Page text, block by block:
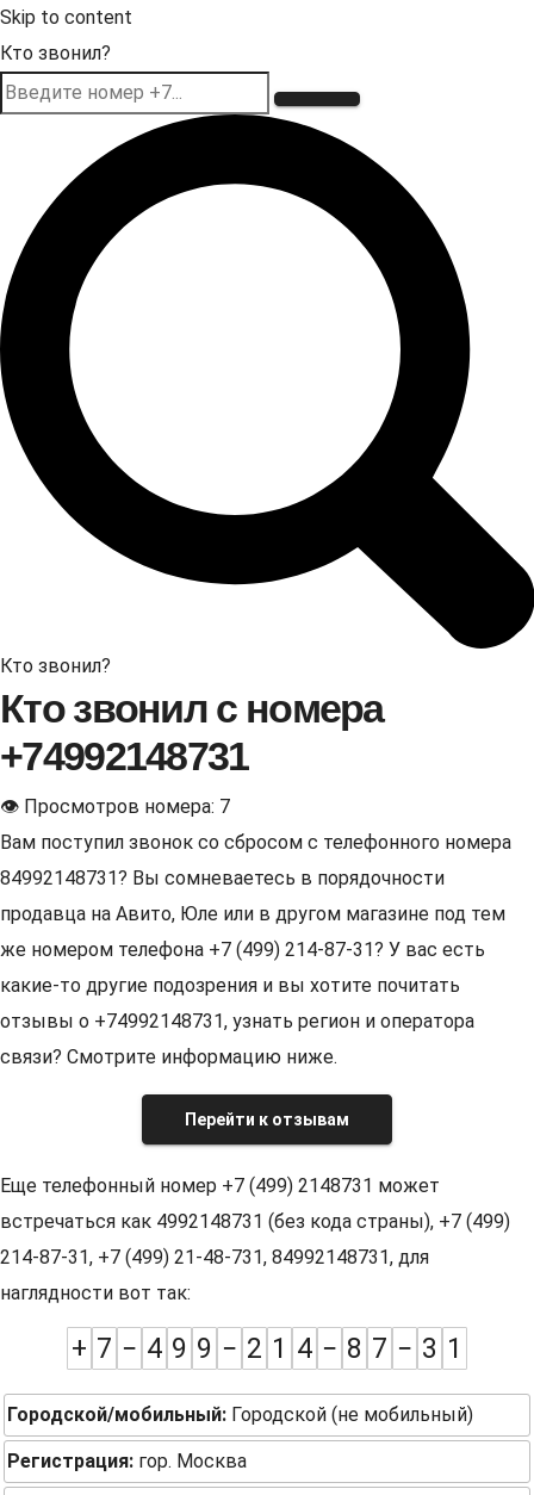
Skip to content
Кто звонил?
Кто звонил?
Кто звонил с номера
+74992148731
👁 Просмотров номера: 7
Вам поступил звонок со сбросом с телефонного номера
84992148731? Вы сомневаетесь в порядочности
продавца на Авито, Юле или в другом магазине под тем
же номером телефона +7 (499) 214-87-31? У вас есть
какие-то другие подозрения и вы хотите почитать
отзывы о +74992148731, узнать регион и оператора
связи? Смотрите информацию ниже.
Перейти к отзывам
Еще телефонный номер +7 (499) 2148731 может
встречаться как 4992148731 (без кода страны), +7 (499)
214-87-31, +7 (499) 21-48-731, 84992148731, для
наглядности вот так:
+ 7 − 4 9 9 − 2 1 4 − 8 7 − 3 1
Городской/мобильный: Городской (не мобильный)
Регистрация: гор. Москва